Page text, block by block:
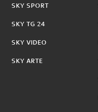
SKY SPORT
SKY TG 24
SKY VIDEO
SKY ARTE